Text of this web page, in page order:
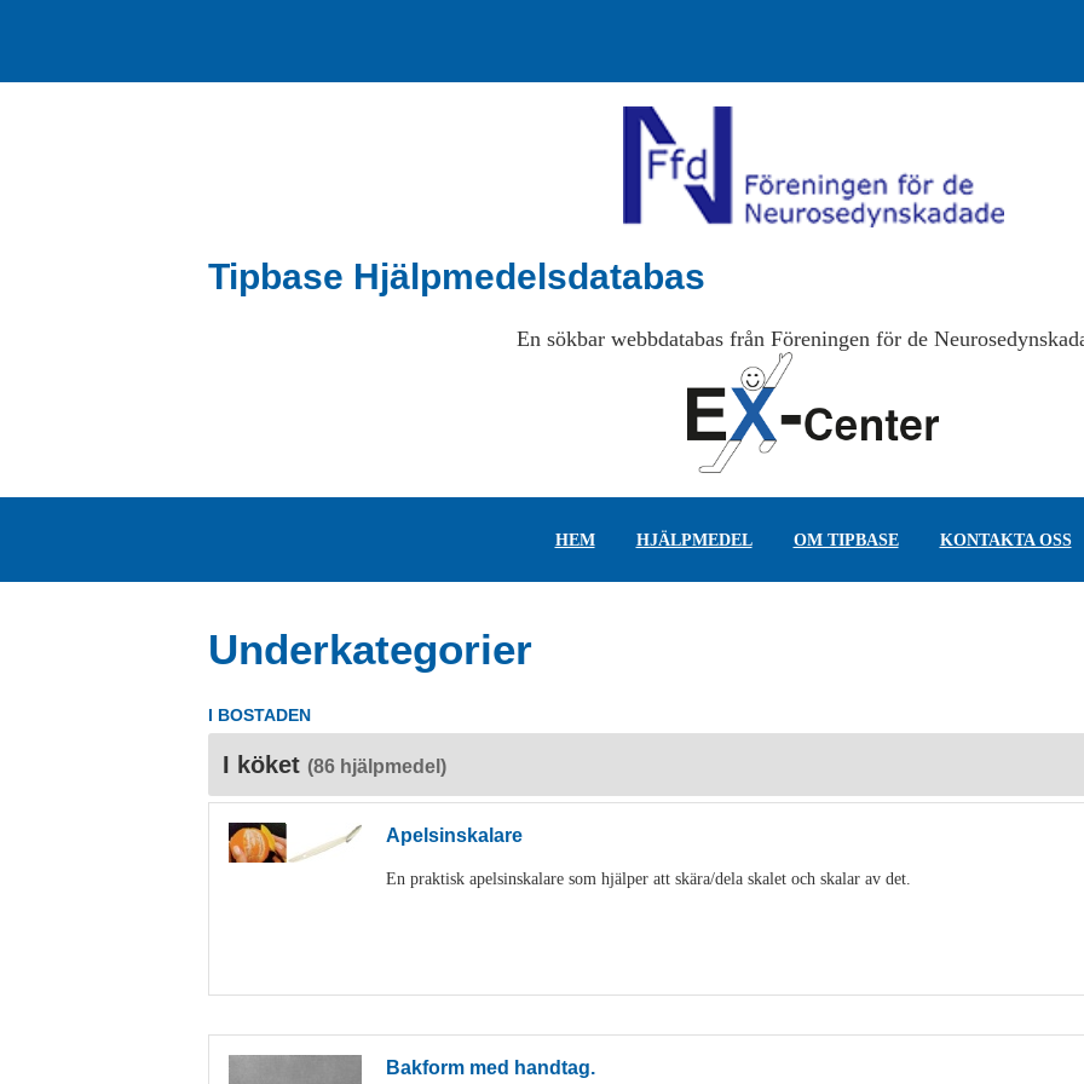
Tipbase Hjälpmedelsdatabas
En sökbar webbdatabas från Föreningen för de
HEM HJÄLPMEDEL OM TIPBASE KONTAKTA OSS
Underkategorier
I BOSTADEN
I köket (86 hjälpmedel)
Apelsinskalare
En praktisk apelsinskalare som hjälper att skära/dela skalet och skalar av det.
Bakform med handtag.